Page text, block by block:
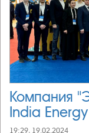
Компания
India
19:29, 19.02.2024